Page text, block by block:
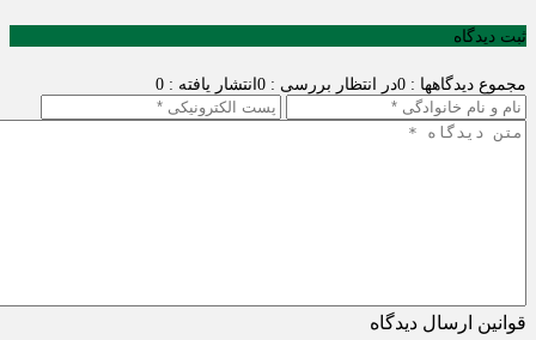
ثبت دیدگاه
مجموع دیدگاهها : 0 در انتظار بررسی : 0 انتشار یافته : 0
قوانین ارسال دیدگاه